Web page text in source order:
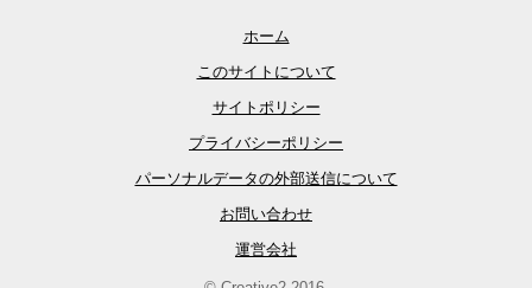
ホーム
このサイトについて
サイトポリシー
プライバシーポリシー
パーソナルデータの外部送信について
お問い合わせ
運営会社